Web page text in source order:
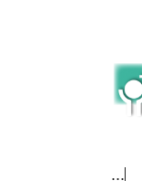
...